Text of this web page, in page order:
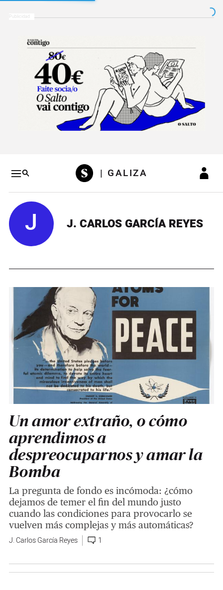
Salto a contenidoSalto a navegación
| GALIZA
J J. CARLOS GARCÍA REYES
Un amor extraño, o cómo
aprendimos a
despreocuparnos y amar la
Bomba
La pregunta de fondo es incómoda: ¿cómo
dejamos de temer el fin del mundo justo
cuando las condiciones para provocarlo se
vuelven más complejas y más automáticas?
J. Carlos García Reyes 1